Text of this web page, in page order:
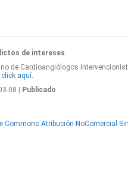
de intereses.
de Cardioangiólogos
click aquí.
08 | Publicado
Commons Atribución-NoComercial-